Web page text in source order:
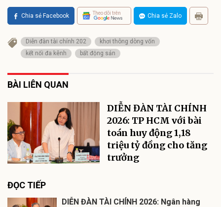
Chia sẻ Facebook Theo dõi trên Chia sẻ Zalo
Diễn đàn tài chính 202
khơi thông dòng vốn
kết nối đa kênh
bất động sản
BÀI LIÊN QUAN
DIỄN ĐÀN TÀI CHÍNH
2026: TP HCM với bài
toán huy động 1,18
triệu tỷ đồng cho tăng
trưởng
ĐỌC TIẾP
DIỄN ĐÀN TÀI CHÍNH 2026: Ngân hàng